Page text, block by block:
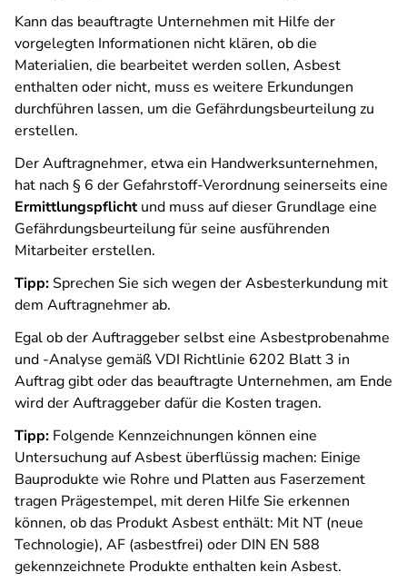
Kann das beauftragte Unternehmen mit Hilfe der
vorgelegten Informationen nicht klären, ob die
Materialien, die bearbeitet werden sollen, Asbest
enthalten oder nicht, muss es weitere Erkundungen
durchführen lassen, um die Gefährdungsbeurteilung zu
erstellen.
Der Auftragnehmer, etwa ein Handwerksunternehmen,
hat nach § 6 der Gefahrstoff-Verordnung seinerseits eine
Ermittlungspflichtund muss auf dieser Grundlage eine
Gefährdungsbeurteilung für seine ausführenden
Mitarbeiter erstellen.
Tipp: Sprechen Sie sich wegen der Asbesterkundung mit
dem Auftragnehmer ab.
Egal ob der Auftraggeber selbst eine Asbestprobenahme
und -Analyse gemäß VDI Richtlinie 6202 Blatt 3 in
Auftrag gibt oder das beauftragte Unternehmen, am Ende
wird der Auftraggeber dafür die Kosten tragen.
Tipp: Folgende Kennzeichnungen können eine
Untersuchung auf Asbest überflüssig machen: Einige
Bauprodukte wie Rohre und Platten aus Faserzement
tragen Prägestempel, mit deren Hilfe Sie erkennen
können, ob das Produkt Asbest enthält: Mit NT (neue
Technologie), AF (asbestfrei) oder DIN EN 588
gekennzeichnete Produkte enthalten kein Asbest.